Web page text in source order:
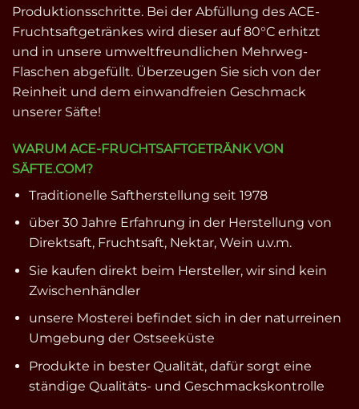
Produktionsschritte. Bei der Abfüllung des ACE-
Fruchtsaftgetränkes wird dieser auf 80°C erhitzt
und in unsere umweltfreundlichen Mehrweg-
Flaschen abgefüllt. Überzeugen Sie sich von der
Reinheit und dem einwandfreien Geschmack
unserer Säfte!
WARUM ACE-FRUCHTSAFTGETRÄNK VON
SÄFTE.COM?
Traditionelle Saftherstellung seit 1978
über 30 Jahre Erfahrung in der Herstellung von
Direktsaft, Fruchtsaft, Nektar, Wein u.v.m.
Sie kaufen direkt beim Hersteller, wir sind kein
Zwischenhändler
unsere Mosterei befindet sich in der naturreinen
Umgebung der Ostseeküste
Produkte in bester Qualität, dafür sorgt eine
ständige Qualitäts- und Geschmackskontrolle